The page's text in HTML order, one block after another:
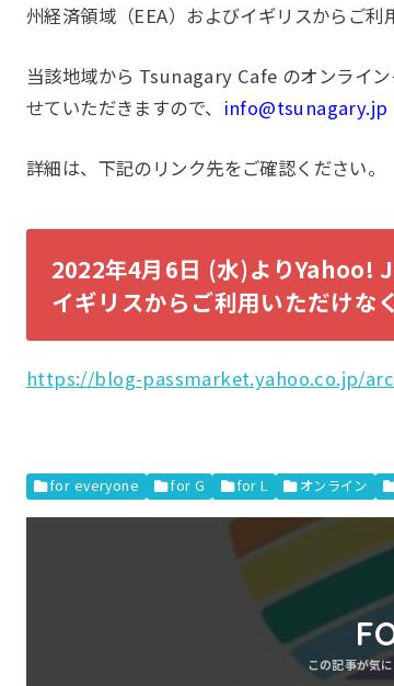
州経済領域（EEA）およびイギリスからご利
当該地域から Tsunagary Cafe のオンライ
せていただきますので、 info@tsunagary.jp
詳細は、下記のリンク先をご確認ください。
2022年4月6日 (水)よりYahoo!
イギリスからご利用いただけな
https://blog-passmarket.yahoo.co.jp/
for everyone for G for L オンライン